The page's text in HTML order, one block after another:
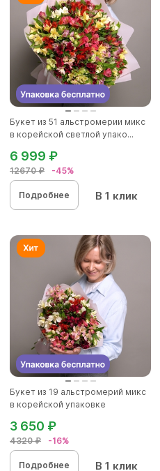
Букет из 51 альстромерии микс
в корейской светлой упако...
12670 ₽ -45%
6 999 ₽
Подробнее В 1 клик
Букет из 19 альстромерий микс
в корейской упаковке
4320 ₽ -16%
3 650 ₽
Подробнее В 1 клик